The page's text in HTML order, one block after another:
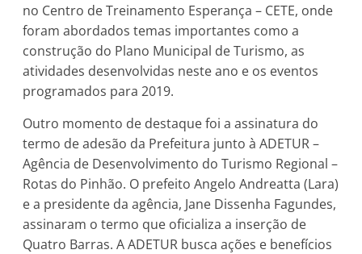
no Centro de Treinamento Esperança – CETE, onde
foram abordados temas importantes como a
construção do Plano Municipal de Turismo, as
atividades desenvolvidas neste ano e os eventos
programados para 2019.
Outro momento de destaque foi a assinatura do
termo de adesão da Prefeitura junto à ADETUR –
Agência de Desenvolvimento do Turismo Regional –
Rotas do Pinhão. O prefeito Angelo Andreatta (Lara)
e a presidente da agência, Jane Dissenha Fagundes,
assinaram o termo que oficializa a inserção de
Quatro Barras. A ADETUR busca ações e benefícios